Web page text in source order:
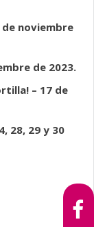
noviembre
de 2023.
– 17 de
28, 29 y 30